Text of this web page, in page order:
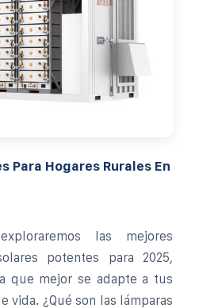
Para Hogares Rurales En
las mejores
potentes para 2025,
que mejor se adapte a tus
vida. ¿Qué son las lámparas